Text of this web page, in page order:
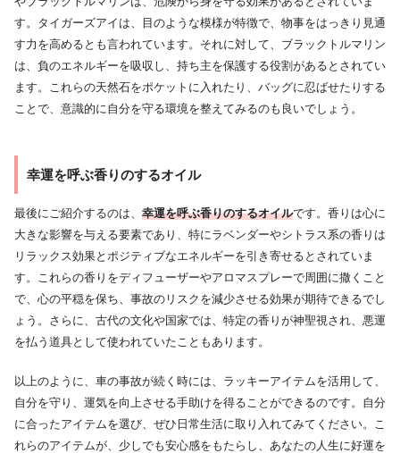
す。タイガーズアイは、目のような模様が特徴で、物事をはっきり見通
す力を高めるとも言われています。それに対して、ブラックトルマリン
は、負のエネルギーを吸収し、持ち主を保護する役割があるとされてい
ます。これらの天然石をポケットに入れたり、バッグに忍ばせたりする
ことで、意識的に自分を守る環境を整えてみるのも良いでしょう。
幸運を呼ぶ香りのするオイル
最後にご紹介するのは、 幸運を呼ぶ香りのするオイルです。香りは心に
大きな影響を与える要素であり、特にラベンダーやシトラス系の香りは
リラックス効果とポジティブなエネルギーを引き寄せるとされていま
す。これらの香りをディフューザーやアロマスプレーで周囲に撒くこと
で、心の平穏を保ち、事故のリスクを減少させる効果が期待できるでし
ょう。さらに、古代の文化や国家では、特定の香りが神聖視され、悪運
を払う道具として使われていたこともあります。
以上のように、車の事故が続く時には、ラッキーアイテムを活用して、
自分を守り、運気を向上させる手助けを得ることができるのです。自分
に合ったアイテムを選び、ぜひ日常生活に取り入れてみてください。こ
れらのアイテムが、少しでも安心感をもたらし、あなたの人生に好運を